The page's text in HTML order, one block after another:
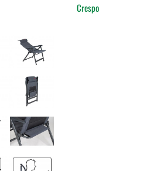
Crespo